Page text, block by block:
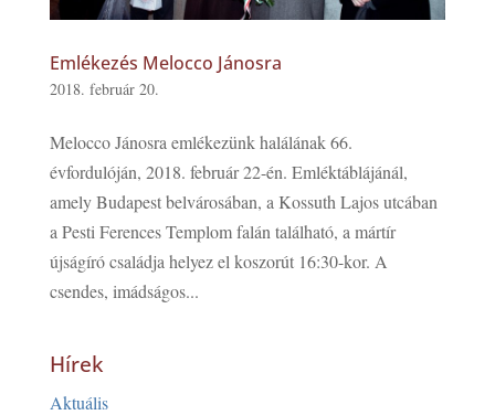
Emlékezés Melocco Jánosra
2018. február 20.
Melocco Jánosra emlékezünk halálának 66.
évfordulóján, 2018. február 22-én. Emléktáblájánál,
amely Budapest belvárosában, a Kossuth Lajos utcában
a Pesti Ferences Templom falán található, a mártír
újságíró családja helyez el koszorút 16:30-kor. A
csendes, imádságos...
Hírek
Aktuális